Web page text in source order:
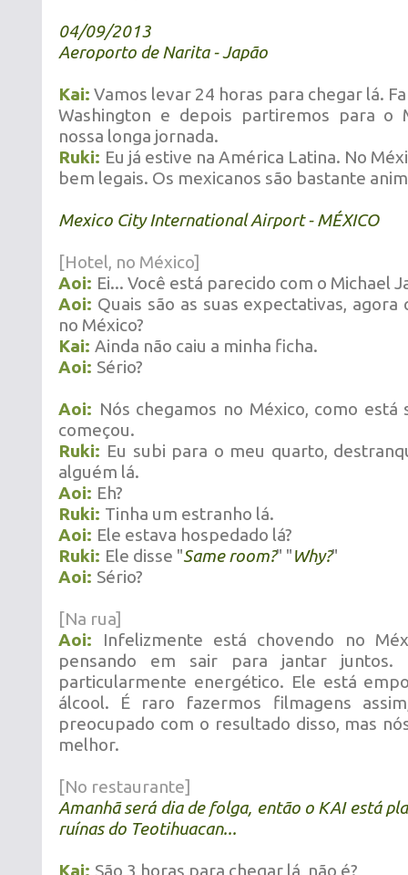
04/09/2013
Aeroporto de Narita - Japão
Kai: Vamos levar 24 horas para chegar lá.
Washington e depois partiremos para o
nossa longa jornada.
Ruki: Eu já estive na América Latina. No
bem legais. Os mexicanos são bastante
Mexico City International Airport - MÉXICO
[Hotel, no México]
Aoi: Ei... Você está parecido com o Michael
Aoi: Quais são as suas expectativas, agora
no México?
Kai: Ainda não caiu a minha ficha.
Aoi: Sério?
Aoi: Nós chegamos no México, como está
começou.
Ruki: Eu subi para o meu quarto,
alguém lá.
Aoi: Eh?
Ruki: Tinha um estranho lá.
Aoi: Ele estava hospedado lá?
Ruki: Ele disse "Same room?" "Why?"
Aoi: Sério?
[Na rua]
Aoi: Infelizmente está chovendo no
pensando em sair para jantar juntos.
particularmente energético. Ele está
álcool. É raro fazermos filmagens
preocupado com o resultado disso, mas
melhor.
[No restaurante]
Amanhã será dia de folga, então o KAI está
ruínas do Teotihuacan...
Kai: São 3 horas para chegar lá, não é?